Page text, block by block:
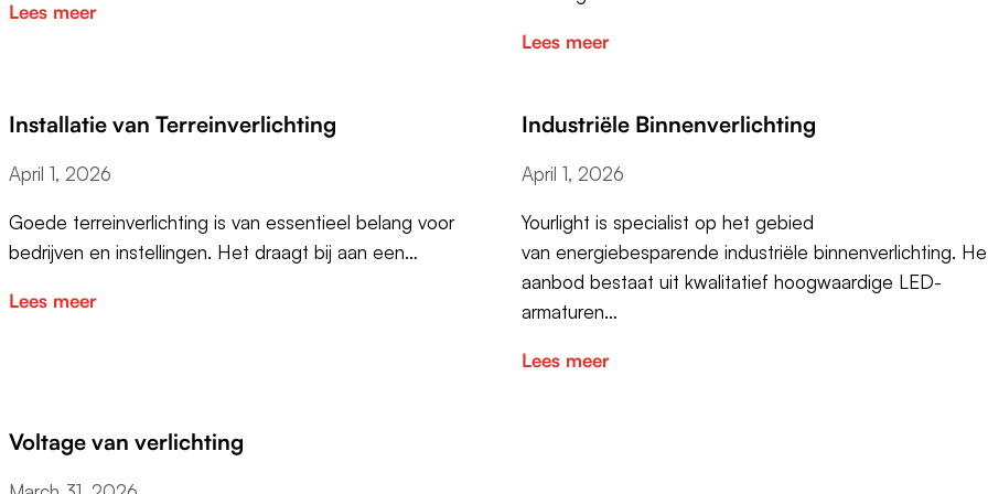
Lees meer
Lees meer
Installatie van Terreinverlichting
April 1, 2026
Goede terreinverlichting is van essentieel belang voor
bedrijven en instellingen. Het draagt bij aan een…
Lees meer
Industriële Binnenverlichting
April 1, 2026
Yourlight is specialist op het gebied
van energiebesparende industriële binnenverlichting.
aanbod bestaat uit kwalitatief hoogwaardige LED-
armaturen…
Lees meer
Voltage van verlichting